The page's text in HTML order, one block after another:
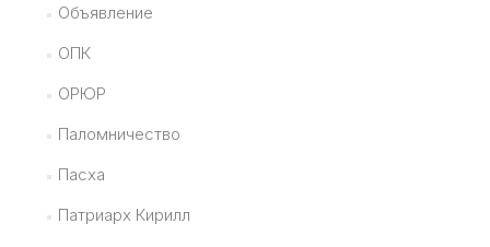
Объявление
ОПК
ОРЮР
Паломничество
Пасха
Патриарх Кирилл